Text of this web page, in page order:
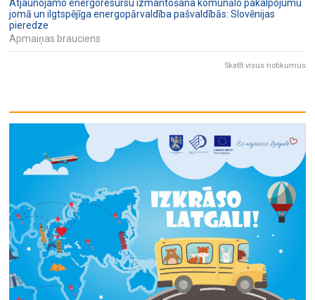
Atjaunojamo energoresursu izmantošana komunālo pakalpojumu
jomā un ilgtspējīga energopārvaldība pašvaldībās: Slovēnijas
pieredze
Apmaiņas brauciens
Skatīt visus notikumus